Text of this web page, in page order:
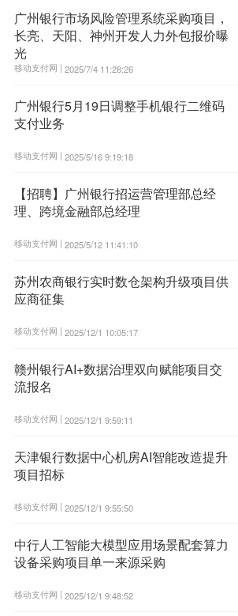
广州银行市场风险管理系统采购项目，
长亮、天阳、神州开发人力外包报价曝
光
移动支付网 | 2025/7/4 11:28:26
广州银行5月19日调整手机银行二维码
支付业务
移动支付网 | 2025/5/16 9:19:18
【招聘】广州银行招运营管理部总经
理、跨境金融部总经理
移动支付网 | 2025/5/12 11:41:10
苏州农商银行实时数仓架构升级项目供
应商征集
移动支付网 | 2025/12/1 10:05:17
赣州银行AI+数据治理双向赋能项目交
流报名
移动支付网 | 2025/12/1 9:59:11
天津银行数据中心机房AI智能改造提升
项目招标
移动支付网 | 2025/12/1 9:55:50
中行人工智能大模型应用场景配套算力
设备采购项目单一来源采购
移动支付网 | 2025/12/1 9:48:52